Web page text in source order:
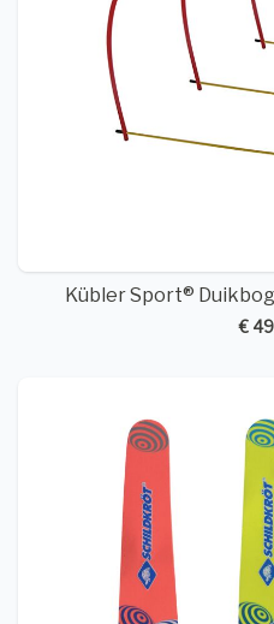
Kübler Sport®
€